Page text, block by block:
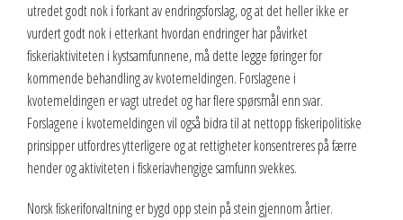
utredet godt nok i forkant av endringsforslag, og at det heller ikke er
vurdert godt nok i etterkant hvordan endringer har påvirket
fiskeriaktiviteten i kystsamfunnene, må dette legge føringer for
kommende behandling av kvotemeldingen. Forslagene i
kvotemeldingen er vagt utredet og har flere spørsmål enn svar.
Forslagene i kvotemeldingen vil også bidra til at nettopp fiskeripolitiske
prinsipper utfordres ytterligere og at rettigheter konsentreres på færre
hender og aktiviteten i fiskeriavhengige samfunn svekkes.
Norsk fiskeriforvaltning er bygd opp stein på stein gjennom årtier.